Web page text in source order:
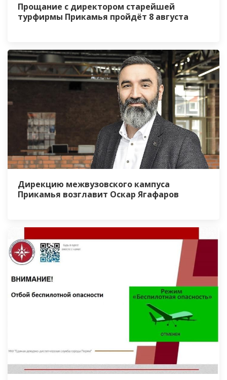
Прощание с директором старейшей
турфирмы Прикамья пройдёт 8 августа
Дирекцию межвузовского кампуса
Прикамья возглавит Оскар Ягафаров